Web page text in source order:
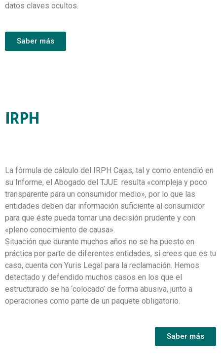
datos claves ocultos.
Saber más
IRPH
La fórmula de cálculo del IRPH Cajas, tal y como entendió en
su Informe, el Abogado del TJUE resulta «compleja y poco
transparente para un consumidor medio», por lo que las
entidades deben dar información suficiente al consumidor
para que éste pueda tomar una decisión prudente y con
«pleno conocimiento de causa».
Situación que durante muchos años no se ha puesto en
práctica por parte de diferentes entidades, si crees que es tu
caso, cuenta con Yuris Legal para la reclamación. Hemos
detectado y defendido muchos casos en los que el
estructurado se ha ‘colocado’ de forma abusiva, junto a
operaciones como parte de un paquete obligatorio.
Saber más